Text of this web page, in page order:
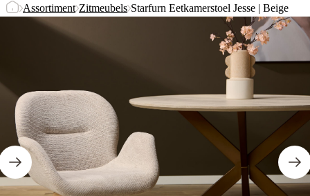
Assortiment Zitmeubels Starfurn Eetkamerstoel Jesse | Beige